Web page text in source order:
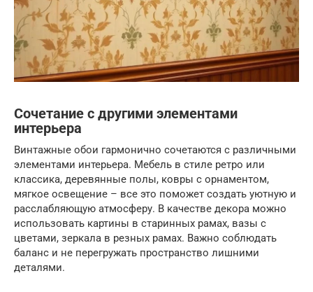
Сочетание с другими элементами
интерьера
Винтажные обои гармонично сочетаются с различными
элементами интерьера. Мебель в стиле ретро или
классика, деревянные полы, ковры с орнаментом,
мягкое освещение – все это поможет создать уютную и
расслабляющую атмосферу. В качестве декора можно
использовать картины в старинных рамах, вазы с
цветами, зеркала в резных рамах. Важно соблюдать
баланс и не перегружать пространство лишними
деталями.